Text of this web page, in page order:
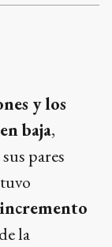
y los
baja,
pares
la